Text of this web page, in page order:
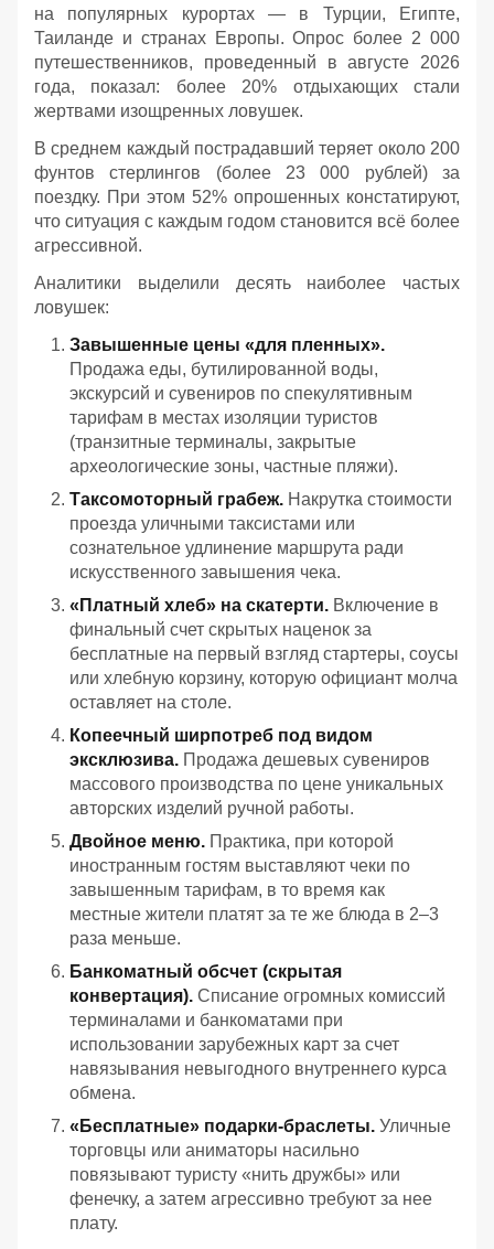
на популярных курортах — в Турции, Египте,
Таиланде и странах Европы. Опрос более 2 000
путешественников, проведенный в августе 2026
года, показал: более 20% отдыхающих стали
жертвами изощренных ловушек.
В среднем каждый пострадавший теряет около 200
фунтов стерлингов (более 23 000 рублей) за
поездку. При этом 52% опрошенных констатируют,
что ситуация с каждым годом становится всё более
агрессивной.
Аналитики выделили десять наиболее частых
ловушек:
Завышенные цены «для пленных».
Продажа еды, бутилированной воды,
экскурсий и сувениров по спекулятивным
тарифам в местах изоляции туристов
(транзитные терминалы, закрытые
археологические зоны, частные пляжи).
Таксомоторный грабеж. Накрутка стоимости
проезда уличными таксистами или
сознательное удлинение маршрута ради
искусственного завышения чека.
«Платный хлеб» на скатерти. Включение в
финальный счет скрытых наценок за
бесплатные на первый взгляд стартеры, соусы
или хлебную корзину, которую официант молча
оставляет на столе.
Копеечный ширпотреб под видом
эксклюзива. Продажа дешевых сувениров
массового производства по цене уникальных
авторских изделий ручной работы.
Двойное меню. Практика, при которой
иностранным гостям выставляют чеки по
завышенным тарифам, в то время как
местные жители платят за те же блюда в 2–3
раза меньше.
Банкоматный обсчет (скрытая
конвертация). Списание огромных комиссий
терминалами и банкоматами при
использовании зарубежных карт за счет
навязывания невыгодного внутреннего курса
обмена.
«Бесплатные» подарки-браслеты. Уличные
торговцы или аниматоры насильно
повязывают туристу «нить дружбы» или
фенечку, а затем агрессивно требуют за нее
плату.